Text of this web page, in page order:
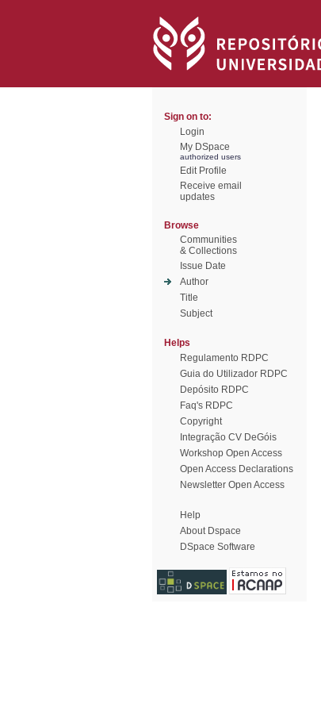
Sign on to:
Login
My DSpace
authorized users
Edit Profile
Receive email
updates
Browse
Communities
& Collections
Issue Date
Author
Title
Subject
Helps
Regulamento RDPC
Guia do Utilizador RDPC
Depósito RDPC
Faq's RDPC
Copyright
Integração CV DeGóis
Workshop Open Access
Open Access Declarations
Newsletter Open Access
Help
About Dspace
DSpace Software